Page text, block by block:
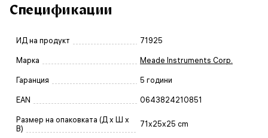
Спецификации
ИД на продукт 71925
Марка Meade Instruments Corp.
Гаранция 5 години
EAN 0643824210851
Размер на опаковката (Д x Ш x
В)
71x25x25 cm